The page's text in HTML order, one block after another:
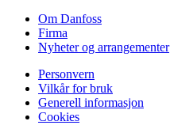
Om Danfoss
Firma
Nyheter og arrangementer
Personvern
Vilkår for bruk
Generell informasjon
Cookies